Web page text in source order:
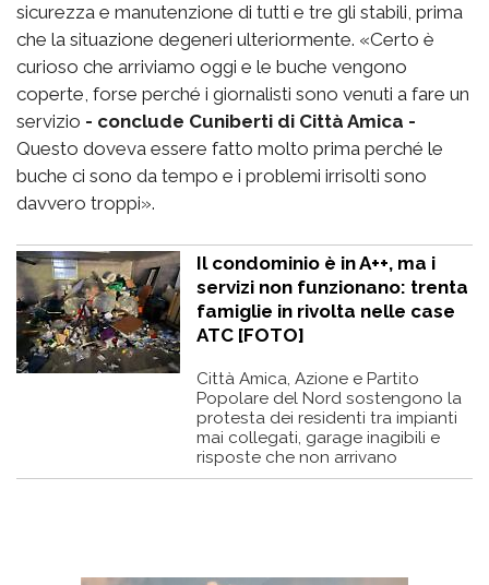
sicurezza e manutenzione di tutti e tre gli stabili, prima
che la situazione degeneri ulteriormente. «Certo è
curioso che arriviamo oggi e le buche vengono
coperte, forse perché i giornalisti sono venuti a fare un
servizio - conclude Cuniberti di Città Amica -
Questo doveva essere fatto molto prima perché le
buche ci sono da tempo e i problemi irrisolti sono
davvero troppi».
Il condominio è in A++, ma i
servizi non funzionano: trenta
famiglie in rivolta nelle case
ATC [FOTO]
Città Amica, Azione e Partito
Popolare del Nord sostengono la
protesta dei residenti tra impianti
mai collegati, garage inagibili e
risposte che non arrivano